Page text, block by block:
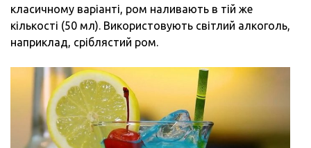
класичному варіанті, ром наливають в тій же
кількості (50 мл). Використовують світлий алкоголь,
наприклад, сріблястий ром.